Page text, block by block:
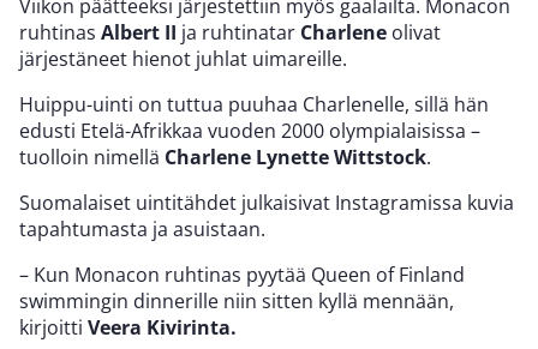
Viikon päätteeksi järjestettiin myös gaalailta. Monacon
ruhtinas Albert II ja ruhtinatar Charlene olivat
järjestäneet hienot juhlat uimareille.
Huippu-uinti on tuttua puuhaa Charlenelle, sillä hän
edusti Etelä-Afrikkaa vuoden 2000 olympialaisissa –
tuolloin nimellä Charlene Lynette Wittstock.
Suomalaiset uintitähdet julkaisivat Instagramissa kuvia
tapahtumasta ja asuistaan.
– Kun Monacon ruhtinas pyytää Queen of Finland
swimmingin dinnerille niin sitten kyllä mennään,
kirjoitti Veera Kivirinta.